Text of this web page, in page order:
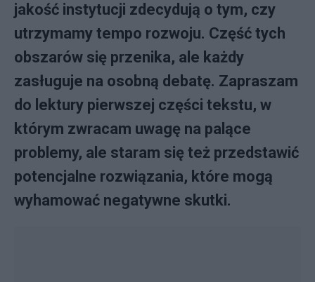
jakość instytucji zdecydują o tym, czy
utrzymamy tempo rozwoju. Część tych
obszarów się przenika, ale każdy
zasługuje na osobną debatę. Zapraszam
do lektury pierwszej części tekstu, w
którym zwracam uwagę na palące
problemy, ale staram się też przedstawić
potencjalne rozwiązania, które mogą
wyhamować negatywne skutki.